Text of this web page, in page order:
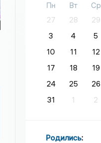
Пн Вт Ср
27
28 29
3
4 5
10
11 12
17
18 19
24
25 26
31
1 2
Родились: